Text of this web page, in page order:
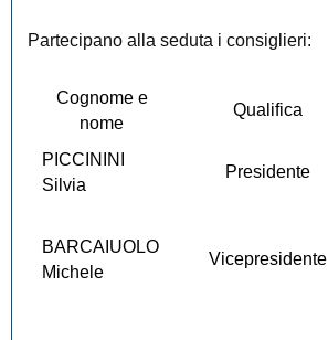
Partecipano alla seduta i consiglieri:
Cognome e
nome
Qualifica
PICCININI
Silvia
Presidente
BARCAIUOLO
Michele
Vicepresidente